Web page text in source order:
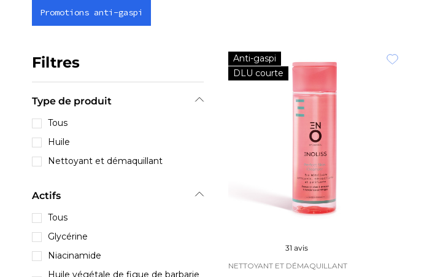
Promotions anti-gaspi
Filtres
Type de produit
Tous
Huile
Nettoyant et démaquillant
Actifs
Tous
Glycérine
Niacinamide
Huile végétale de figue de barbarie
Anti-gaspi
DLU courte
31 avis
NETTOYANT ET DÉMAQUILLANT